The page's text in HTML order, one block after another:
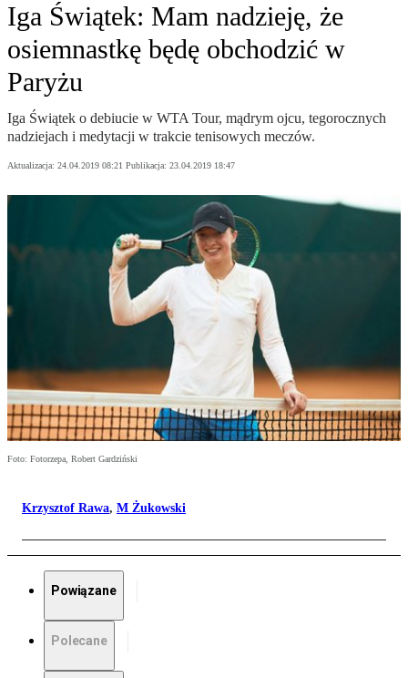
Iga Świątek: Mam nadzieję, że
osiemnastkę będę obchodzić w
Paryżu
Iga Świątek o debiucie w WTA Tour, mądrym ojcu, tegorocznych
nadziejach i medytacji w trakcie tenisowych meczów.
Aktualizacja: 24.04.2019 08:21 Publikacja: 23.04.2019 18:47
Foto: Fotorzepa, Robert Gardziński
Krzysztof Rawa, M Żukowski
Powiązane
Polecane